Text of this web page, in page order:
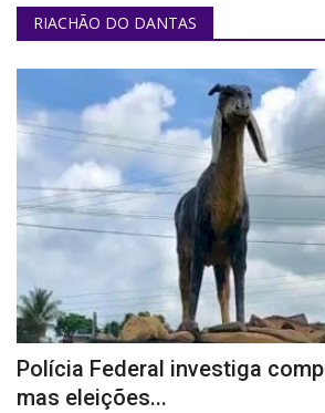
RIACHÃO DO DANTAS
Polícia Federal investiga
mas eleições...